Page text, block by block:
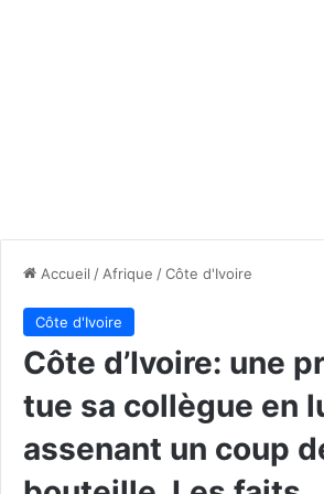
Accueil / Afrique /Côte d'Ivoire
Côte d'Ivoire
Côte d’Ivoire: une
tue sa collègue en
assenant un coup